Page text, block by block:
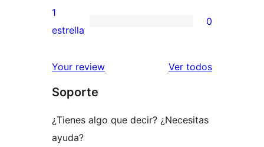
3
estrellas
valoraciones
de
estrellas
0
de
estrellas
1
estrella
0
Your review Ver todoslos
Soporte
¿Tienes algo que decir? ¿Necesitas
ayuda?